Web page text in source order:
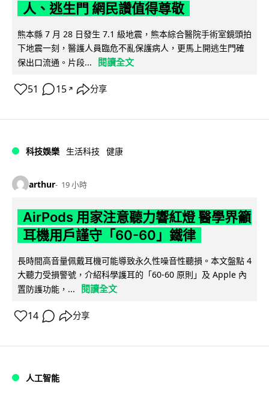
人、逃生門 網民讚值得尊敬
熊本縣 7 月 28 日發生 7.1 級地震，熊本綜合醫院手術室鏡頭拍
下地震一刻，醫護人員臨危不亂保護病人，更馬上開逃生門確
保出口流通。片段...
閱讀全文
51 15 ↗ 分享
科技娛樂 生活科技 健康
arthur 19 小時
AirPods 用家注意聽力響紅燈 醫學界籲
耳機用戶謹守「60-60」鐵律
長時間高音量佩戴耳機可能導致永久性噪音性聽損。本文盤點 4
大聽力受損警號，介紹科學護耳的「60-60 原則」及 Apple 內
置防護功能，...
閱讀全文
14 分享
人工智能